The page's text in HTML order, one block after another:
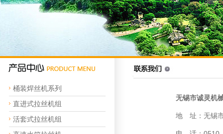
桶装焊丝机系列
直进式拉丝机组
活套式拉丝机组
无锡市诚灵机
地 址：无锡